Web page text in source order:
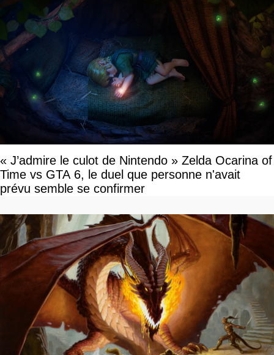
« J’admire le culot de Nintendo » Zelda Ocarina of
Time vs GTA 6, le duel que personne n'avait
prévu semble se confirmer